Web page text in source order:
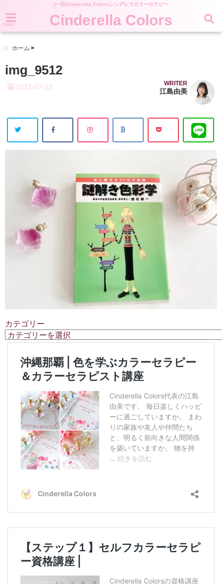
(一社)Cinderella Colorsシンデレラカラーセラピー
menu Cinderella Colors
ホーム
img_9512
2021-07-19 WRITER
江島由美
カテゴリー
カ
テ